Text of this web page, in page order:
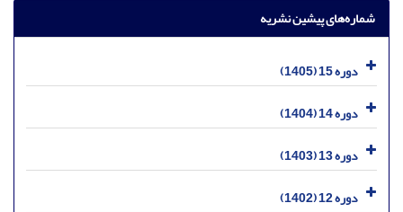
شماره‌های پیشین نشریه
دوره 15 (1405)
دوره 14 (1404)
دوره 13 (1403)
دوره 12 (1402)